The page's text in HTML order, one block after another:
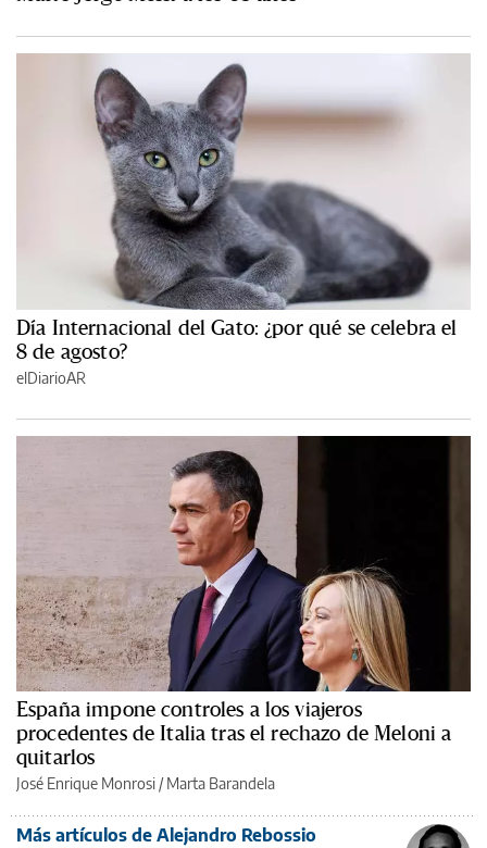
Día Internacional del Gato: ¿por qué se celebra el
8 de agosto?
elDiarioAR
España impone controles a los viajeros
procedentes de Italia tras el rechazo de Meloni a
quitarlos
José Enrique Monrosi / Marta Barandela
Más artículos de Alejandro Rebossio